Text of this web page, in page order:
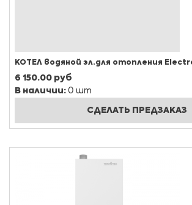
КОТЕЛ водяной эл.для отопления
6 150.00 руб
В наличии: 0 шт
СДЕЛАТЬ ПРЕДЗАКАЗ